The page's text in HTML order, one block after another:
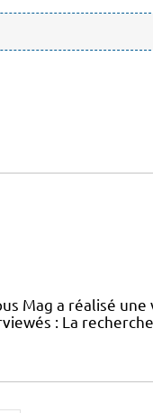
Mag a réalisé
: La